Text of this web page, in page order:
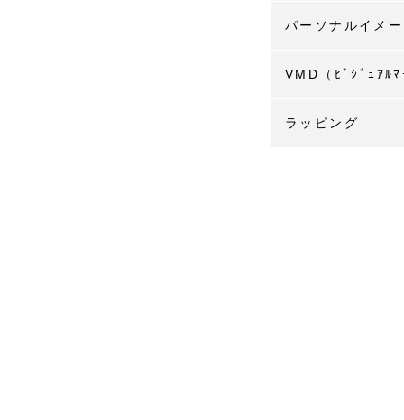
パーソナルイメ
VMD（ﾋﾞｼﾞｭｱﾙ
ラッピング